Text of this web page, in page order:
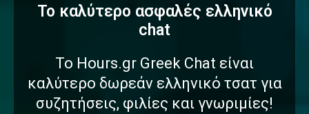
To καλύτερο ασφαλές ελληνικό
chat
Το Hours.gr Greek Chat είναι
καλύτερο δωρεάν ελληνικό τσατ για
συζητήσεις, φιλίες και γνωριμίες!